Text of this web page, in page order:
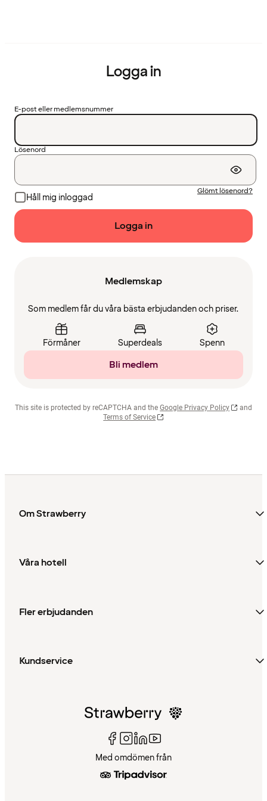
Logga in
E-post eller medlemsnummer
Lösenord
Håll mig inloggad
Glömt lösenord?
Logga in
Medlemskap
Som medlem får du våra bästa erbjudanden och priser.
Förmåner Superdeals Spenn
Bli medlem
This site is protected by reCAPTCHA and the Google Privacy Policy
and
Terms of Service
Om Strawberry
Våra hotell
Fler erbjudanden
Kundservice
Med omdömen från